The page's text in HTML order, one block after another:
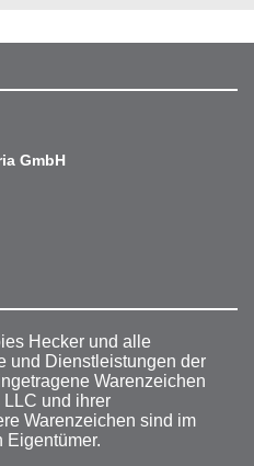
GmbH
Hecker und alle
und Dienstleistungen der
Warenzeichen
und ihrer
Warenzeichen sind im
Eigentümer.